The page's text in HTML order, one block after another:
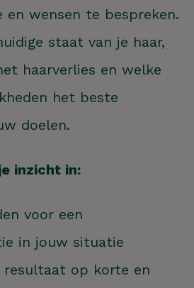
wensen te bespreken.
staat van je haar,
haarverlies en welke
het beste
doelen.
inzicht in:
voor een
in jouw situatie
resultaat op korte en